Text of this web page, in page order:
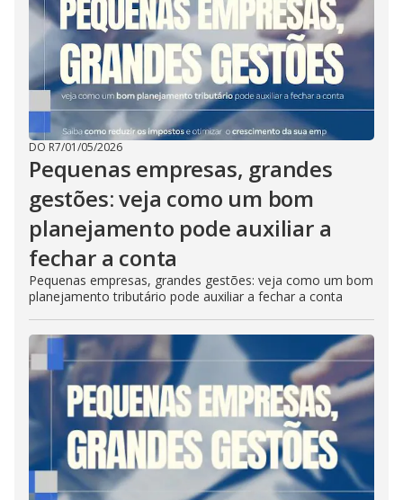
DO R7/01/05/2026
Pequenas empresas, grandes
gestões: veja como um bom
planejamento pode auxiliar a
fechar a conta
Pequenas empresas, grandes gestões: veja como um bom
planejamento tributário pode auxiliar a fechar a conta